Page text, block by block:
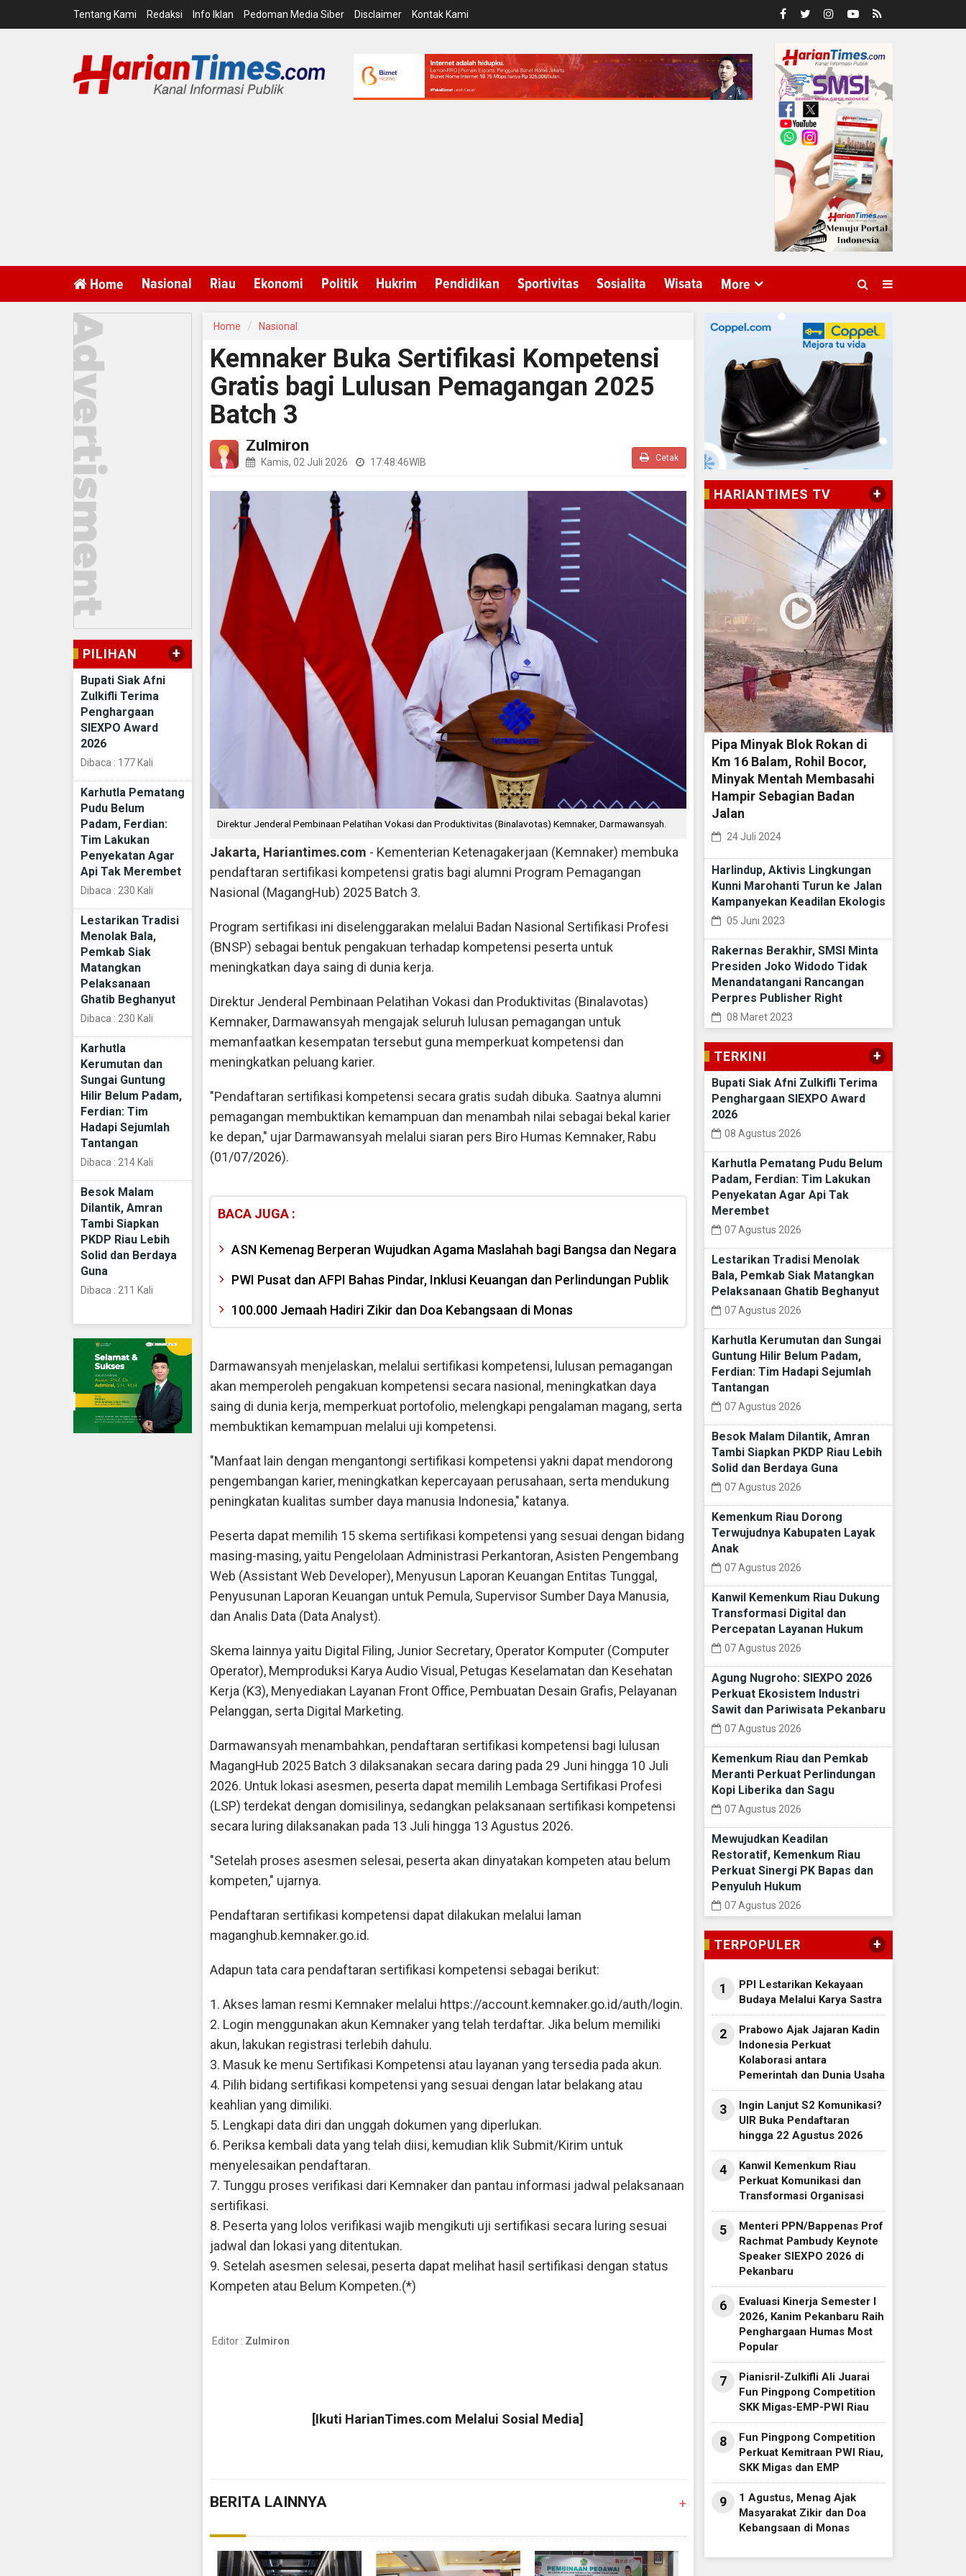
Tentang Kami Redaksi Info Iklan Pedoman Media Siber Disclaimer Kontak Kami
Home Nasional Riau Ekonomi Politik Hukrim Pendidikan Sportivitas Sosialita Wisata More
PILIHAN +
Bupati Siak Afni
Zulkifli Terima
Penghargaan
SIEXPO Award
2026
Dibaca : 177 Kali
Karhutla Pematang
Pudu Belum
Padam, Ferdian:
Tim Lakukan
Penyekatan Agar
Api Tak Merembet
Dibaca : 230 Kali
Lestarikan Tradisi
Menolak Bala,
Pemkab Siak
Matangkan
Pelaksanaan
Ghatib Beghanyut
Dibaca : 230 Kali
Karhutla
Kerumutan dan
Sungai Guntung
Hilir Belum Padam,
Ferdian: Tim
Hadapi Sejumlah
Tantangan
Dibaca : 214 Kali
Besok Malam
Dilantik, Amran
Tambi Siapkan
PKDP Riau Lebih
Solid dan Berdaya
Guna
Dibaca : 211 Kali
Home Nasional
Kemnaker Buka Sertifikasi Kompetensi
Gratis bagi Lulusan Pemagangan 2025
Batch 3
Zulmiron
Kamis, 02 Juli 2026 17:48:46WIB Cetak
Direktur Jenderal Pembinaan Pelatihan Vokasi dan Produktivitas (Binalavotas) Kemnaker, Darmawansyah.
Jakarta, Hariantimes.com - Kementerian Ketenagakerjaan (Kemnaker) membuka
pendaftaran sertifikasi kompetensi gratis bagi alumni Program Pemagangan
Nasional (MagangHub) 2025 Batch 3.
Program sertifikasi ini diselenggarakan melalui Badan Nasional Sertifikasi Profesi
(BNSP) sebagai bentuk pengakuan terhadap kompetensi peserta untuk
meningkatkan daya saing di dunia kerja.
Direktur Jenderal Pembinaan Pelatihan Vokasi dan Produktivitas (Binalavotas)
Kemnaker, Darmawansyah mengajak seluruh lulusan pemagangan untuk
memanfaatkan kesempatan tersebut guna memperkuat kompetensi dan
meningkatkan peluang karier.
"Pendaftaran sertifikasi kompetensi secara gratis sudah dibuka. Saatnya alumni
pemagangan membuktikan kemampuan dan menambah nilai sebagai bekal karier
ke depan," ujar Darmawansyah melalui siaran pers Biro Humas Kemnaker, Rabu
(01/07/2026).
BACA JUGA :
ASN Kemenag Berperan Wujudkan Agama Maslahah bagi Bangsa dan Negara
PWI Pusat dan AFPI Bahas Pindar, Inklusi Keuangan dan Perlindungan Publik
100.000 Jemaah Hadiri Zikir dan Doa Kebangsaan di Monas
Darmawansyah menjelaskan, melalui sertifikasi kompetensi, lulusan pemagangan
akan memperoleh pengakuan kompetensi secara nasional, meningkatkan daya
saing di dunia kerja, memperkuat portofolio, melengkapi pengalaman magang, serta
membuktikan kemampuan melalui uji kompetensi.
"Manfaat lain dengan mengantongi sertifikasi kompetensi yakni dapat mendorong
pengembangan karier, meningkatkan kepercayaan perusahaan, serta mendukung
peningkatan kualitas sumber daya manusia Indonesia," katanya.
Peserta dapat memilih 15 skema sertifikasi kompetensi yang sesuai dengan bidang
masing-masing, yaitu Pengelolaan Administrasi Perkantoran, Asisten Pengembang
Web (Assistant Web Developer), Menyusun Laporan Keuangan Entitas Tunggal,
Penyusunan Laporan Keuangan untuk Pemula, Supervisor Sumber Daya Manusia,
dan Analis Data (Data Analyst).
Skema lainnya yaitu Digital Filing, Junior Secretary, Operator Komputer (Computer
Operator), Memproduksi Karya Audio Visual, Petugas Keselamatan dan Kesehatan
Kerja (K3), Menyediakan Layanan Front Office, Pembuatan Desain Grafis, Pelayanan
Pelanggan, serta Digital Marketing.
Darmawansyah menambahkan, pendaftaran sertifikasi kompetensi bagi lulusan
MagangHub 2025 Batch 3 dilaksanakan secara daring pada 29 Juni hingga 10 Juli
2026. Untuk lokasi asesmen, peserta dapat memilih Lembaga Sertifikasi Profesi
(LSP) terdekat dengan domisilinya, sedangkan pelaksanaan sertifikasi kompetensi
secara luring dilaksanakan pada 13 Juli hingga 13 Agustus 2026.
"Setelah proses asesmen selesai, peserta akan dinyatakan kompeten atau belum
kompeten," ujarnya.
Pendaftaran sertifikasi kompetensi dapat dilakukan melalui laman
maganghub.kemnaker.go.id.
Adapun tata cara pendaftaran sertifikasi kompetensi sebagai berikut:
1. Akses laman resmi Kemnaker melalui https://account.kemnaker.go.id/auth/login.
2. Login menggunakan akun Kemnaker yang telah terdaftar. Jika belum memiliki
akun, lakukan registrasi terlebih dahulu.
3. Masuk ke menu Sertifikasi Kompetensi atau layanan yang tersedia pada akun.
4. Pilih bidang sertifikasi kompetensi yang sesuai dengan latar belakang atau
keahlian yang dimiliki.
5. Lengkapi data diri dan unggah dokumen yang diperlukan.
6. Periksa kembali data yang telah diisi, kemudian klik Submit/Kirim untuk
menyelesaikan pendaftaran.
7. Tunggu proses verifikasi dari Kemnaker dan pantau informasi jadwal pelaksanaan
sertifikasi.
8. Peserta yang lolos verifikasi wajib mengikuti uji sertifikasi secara luring sesuai
jadwal dan lokasi yang ditentukan.
9. Setelah asesmen selesai, peserta dapat melihat hasil sertifikasi dengan status
Kompeten atau Belum Kompeten.(*)
Editor : Zulmiron
[Ikuti HarianTimes.com Melalui Sosial Media]
BERITA LAINNYA +
HARIANTIMES TV +
Pipa Minyak Blok Rokan di
Km 16 Balam, Rohil Bocor,
Minyak Mentah Membasahi
Hampir Sebagian Badan
Jalan
24 Juli 2024
Harlindup, Aktivis Lingkungan
Kunni Marohanti Turun ke Jalan
Kampanyekan Keadilan Ekologis
05 Juni 2023
Rakernas Berakhir, SMSI Minta
Presiden Joko Widodo Tidak
Menandatangani Rancangan
Perpres Publisher Right
08 Maret 2023
TERKINI +
Bupati Siak Afni Zulkifli Terima
Penghargaan SIEXPO Award
2026
08 Agustus 2026
Karhutla Pematang Pudu Belum
Padam, Ferdian: Tim Lakukan
Penyekatan Agar Api Tak
Merembet
07 Agustus 2026
Lestarikan Tradisi Menolak
Bala, Pemkab Siak Matangkan
Pelaksanaan Ghatib Beghanyut
07 Agustus 2026
Karhutla Kerumutan dan Sungai
Guntung Hilir Belum Padam,
Ferdian: Tim Hadapi Sejumlah
Tantangan
07 Agustus 2026
Besok Malam Dilantik, Amran
Tambi Siapkan PKDP Riau Lebih
Solid dan Berdaya Guna
07 Agustus 2026
Kemenkum Riau Dorong
Terwujudnya Kabupaten Layak
Anak
07 Agustus 2026
Kanwil Kemenkum Riau Dukung
Transformasi Digital dan
Percepatan Layanan Hukum
07 Agustus 2026
Agung Nugroho: SIEXPO 2026
Perkuat Ekosistem Industri
Sawit dan Pariwisata Pekanbaru
07 Agustus 2026
Kemenkum Riau dan Pemkab
Meranti Perkuat Perlindungan
Kopi Liberika dan Sagu
07 Agustus 2026
Mewujudkan Keadilan
Restoratif, Kemenkum Riau
Perkuat Sinergi PK Bapas dan
Penyuluh Hukum
07 Agustus 2026
TERPOPULER +
1
PPI Lestarikan Kekayaan
Budaya Melalui Karya Sastra
2
Prabowo Ajak Jajaran Kadin
Indonesia Perkuat
Kolaborasi antara
Pemerintah dan Dunia Usaha
3
Ingin Lanjut S2 Komunikasi?
UIR Buka Pendaftaran
hingga 22 Agustus 2026
4
Kanwil Kemenkum Riau
Perkuat Komunikasi dan
Transformasi Organisasi
5
Menteri PPN/Bappenas Prof
Rachmat Pambudy Keynote
Speaker SIEXPO 2026 di
Pekanbaru
6
Evaluasi Kinerja Semester I
2026, Kanim Pekanbaru Raih
Penghargaan Humas Most
Popular
7
Pianisril-Zulkifli Ali Juarai
Fun Pingpong Competition
SKK Migas-EMP-PWI Riau
8
Fun Pingpong Competition
Perkuat Kemitraan PWI Riau,
SKK Migas dan EMP
9
1 Agustus, Menag Ajak
Masyarakat Zikir dan Doa
Kebangsaan di Monas